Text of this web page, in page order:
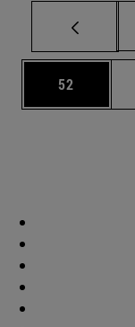
Página
52